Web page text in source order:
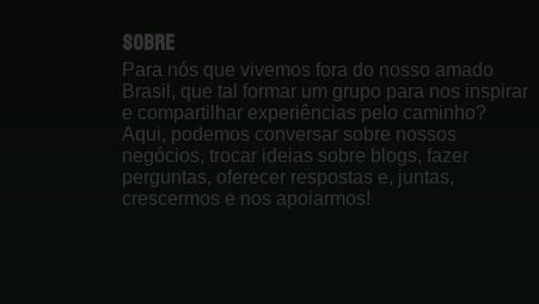
Sobre
Para nós que vivemos fora do nosso amado
Brasil, que tal formar um grupo para nos inspirar
e compartilhar experiências pelo caminho?
Aqui, podemos conversar sobre nossos
negócios, trocar ideias sobre blogs, fazer
perguntas, oferecer respostas e, juntas,
crescermos e nos apoiarmos!